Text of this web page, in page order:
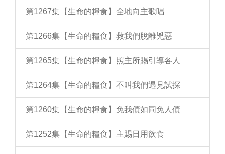
第1267集【生命的糧食】全地向主歌唱
第1266集【生命的糧食】救我們脫離兇惡
第1265集【生命的糧食】照主所賜引導各人
第1264集【生命的糧食】不叫我們遇見試探
第1260集【生命的糧食】免我債如同免人債
第1252集【生命的糧食】主賜日用飲食